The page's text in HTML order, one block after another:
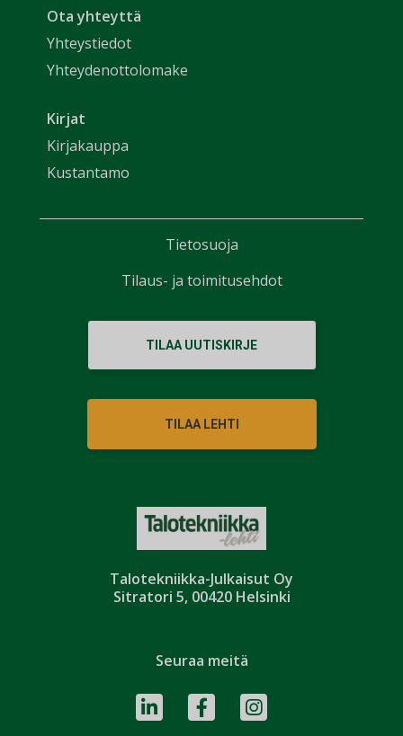
Talotekniikka-Julkaisut Oy
Sitratori 5, 00420 Helsinki
Ota yhteyttä
Yhteystiedot
Yhteydenottolomake
Kirjat
Kirjakauppa
Kustantamo
TILAA UUTISKIRJE
TILAA LEHTI
Seuraa meitä
Tietosuoja
Tilaus- ja toimitusehdot